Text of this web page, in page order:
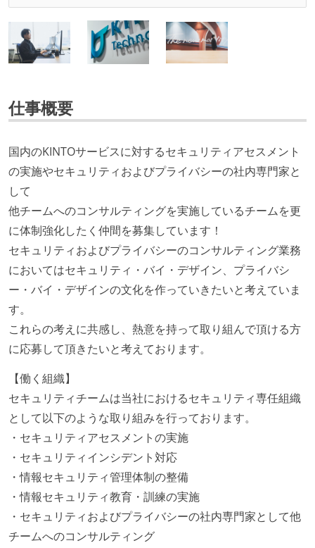
仕事概要
国内のKINTOサービスに対するセキュリティアセスメント
の実施やセキュリティおよびプライバシーの社内専門家と
して
他チームへのコンサルティングを実施しているチームを更
に体制強化したく仲間を募集しています！
セキュリティおよびプライバシーのコンサルティング業務
においてはセキュリティ・バイ・デザイン、プライバシ
ー・バイ・デザインの文化を作っていきたいと考えていま
す。
これらの考えに共感し、熱意を持って取り組んで頂ける方
に応募して頂きたいと考えております。
【働く組織】
セキュリティチームは当社におけるセキュリティ専任組織
として以下のような取り組みを行っております。
・セキュリティアセスメントの実施
・セキュリティインシデント対応
・情報セキュリティ管理体制の整備
・情報セキュリティ教育・訓練の実施
・セキュリティおよびプライバシーの社内専門家として他
チームへのコンサルティング